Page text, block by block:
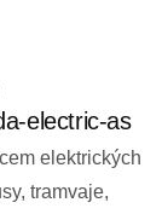
electric-as
elektrických
tramvaje,